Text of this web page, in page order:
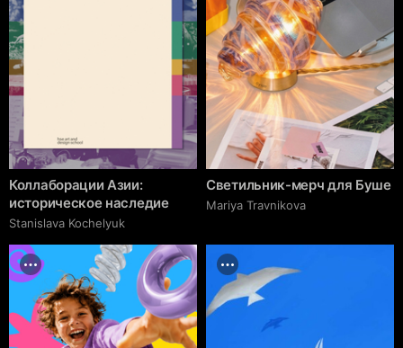
Коллаборации Азии:
историческое наследие
Stanislava Kochelyuk
Светильник-мерч для Буше
Mariya Travnikova